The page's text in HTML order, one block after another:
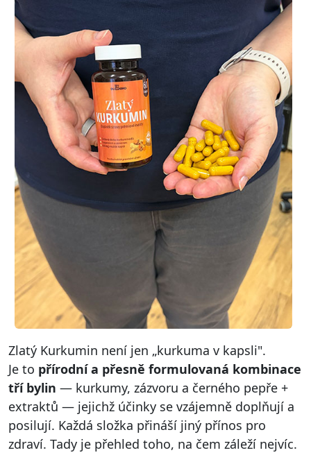
Zlatý Kurkumin není jen „kurkuma v kapsli".
Je to přírodní a přesně formulovaná kombinace
tří bylin — kurkumy, zázvoru a černého pepře +
extraktů — jejichž účinky se vzájemně doplňují a
posilují. Každá složka přináší jiný přínos pro
zdraví. Tady je přehled toho, na čem záleží nejvíc.